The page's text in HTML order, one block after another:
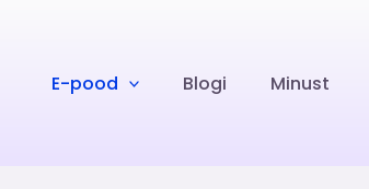
E-pood Blogi Minust